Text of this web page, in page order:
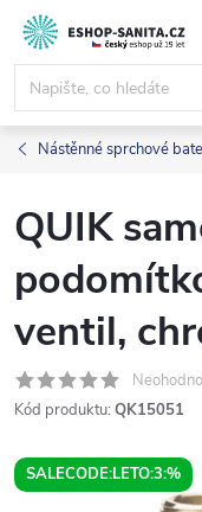
Přejít
obsah
Nástěnné sprchové
QUIK
ventil,
Kód produktu: QK15051
SALECODE:LETO:3:%